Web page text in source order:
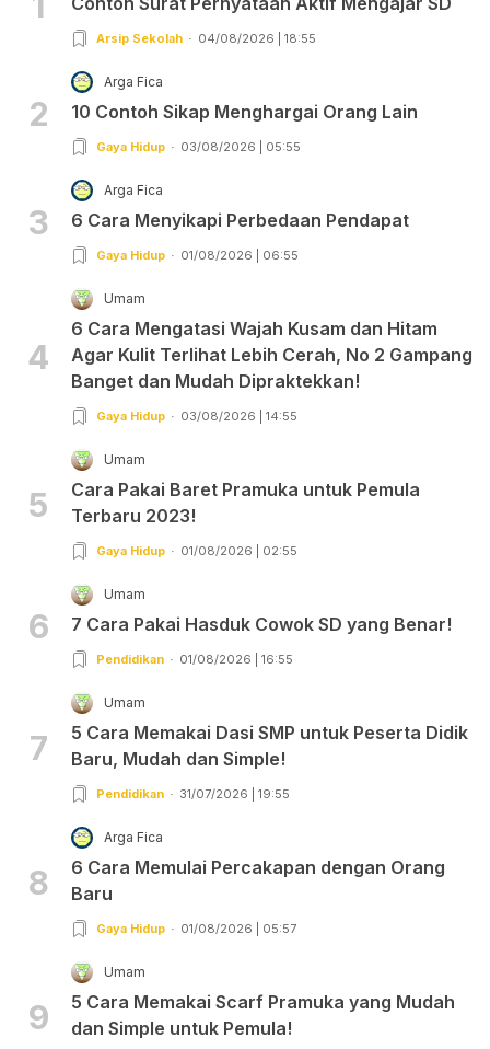
Arsip Sekolah 04/08/2026 | 18:55
2
Arga Fica
10 Contoh Sikap Menghargai Orang Lain
Gaya Hidup 03/08/2026 | 05:55
3
Arga Fica
6 Cara Menyikapi Perbedaan Pendapat
Gaya Hidup 01/08/2026 | 06:55
4
Umam
6 Cara Mengatasi Wajah Kusam dan Hitam
Agar Kulit Terlihat Lebih Cerah, No 2 Gampang
Banget dan Mudah Dipraktekkan!
Gaya Hidup 03/08/2026 | 14:55
5
Umam
Cara Pakai Baret Pramuka untuk Pemula
Terbaru 2023!
Gaya Hidup 01/08/2026 | 02:55
6
Umam
7 Cara Pakai Hasduk Cowok SD yang Benar!
Pendidikan 01/08/2026 | 16:55
7
Umam
5 Cara Memakai Dasi SMP untuk Peserta Didik
Baru, Mudah dan Simple!
Pendidikan 31/07/2026 | 19:55
8
Arga Fica
6 Cara Memulai Percakapan dengan Orang
Baru
Gaya Hidup 01/08/2026 | 05:57
9
Umam
5 Cara Memakai Scarf Pramuka yang Mudah
dan Simple untuk Pemula!